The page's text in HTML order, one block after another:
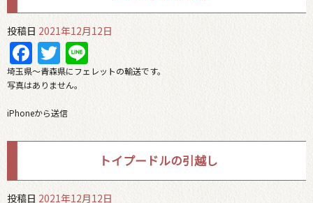
投稿日 2021年12月12日
Facebook
Twitter
埼玉県〜青森県にフェレットの輸送です。
写真はありません。
iPhoneから送信
トイプードルの引越し
投稿日 2021年12月12日